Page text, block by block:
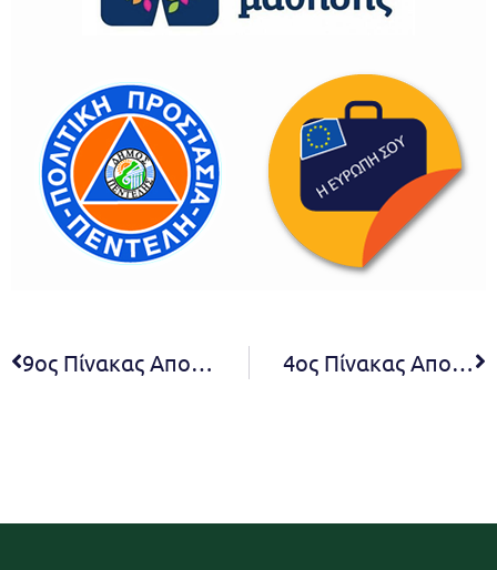
9ος Πίνακας Αποφάσεων Συμβουλίου Δ.Κ. Πεντέλης 2021 4ος Πίνακας Αποφάσεων Ε.Π.Ζ. 2022